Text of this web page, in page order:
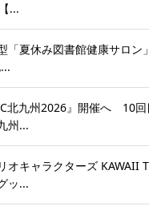
...
「夏休み図書館健康サロ
北九州2026』開催へ 10回
州...
オキャラクターズ KAWAII
ッ...